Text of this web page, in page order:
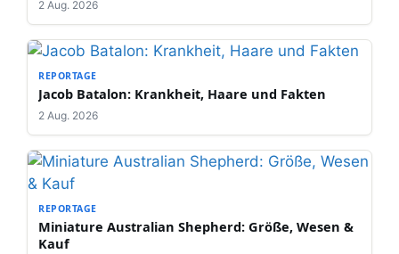
2 Aug. 2026
REPORTAGE
Jacob Batalon: Krankheit, Haare und Fakten
2 Aug. 2026
REPORTAGE
Miniature Australian Shepherd: Größe, Wesen &
Kauf